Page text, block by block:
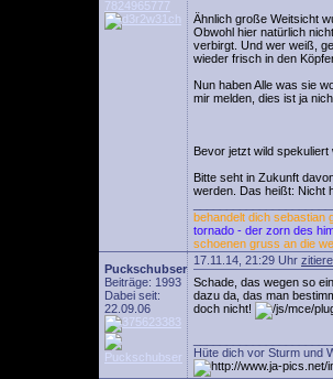
Ähnlich große Weitsicht
Obwohl hier natürlich
verbirgt. Und wer weiß,
wieder frisch in den
Nun haben Alle was sie
mir melden, dies ist ja
Bevor jetzt wild
Bitte seht in Zukunft
werden. Das heißt: Nicht
behandelt dich sebastian
tornado - der zorn des
schoenen gruss an die
Puckschubser
Beiträge: 1993
Dabei seit:
22.09.06
17.11.14, 21:29 Uhr
Schade, das wegen so
dazu da, das man
doch nicht!
Hüte dich vor Sturm und